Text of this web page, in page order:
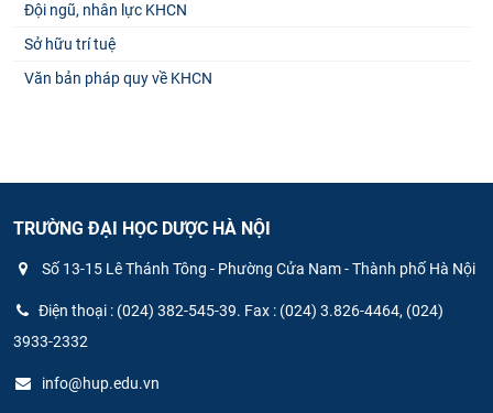
Đội ngũ, nhân lực KHCN
Sở hữu trí tuệ
Văn bản pháp quy về KHCN
TRƯỜNG ĐẠI HỌC DƯỢC HÀ NỘI
Số 13-15 Lê Thánh Tông - Phường Cửa Nam - Thành phố Hà Nội
Điện thoại : (024) 382-545-39. Fax : (024) 3.826-4464, (024)
3933-2332
info@hup.edu.vn